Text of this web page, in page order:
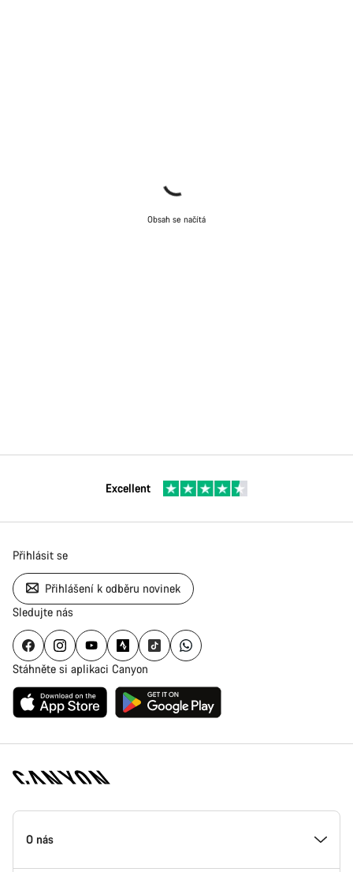
Obsah se načítá
Excellent
Přihlásit se
Přihlášení k odběru novinek
Sledujte nás
Stáhněte si aplikaci Canyon
Zápatí
stránky
O nás